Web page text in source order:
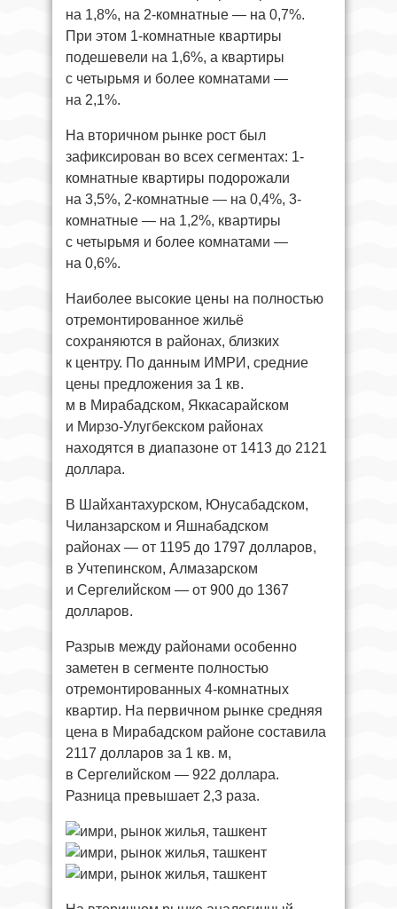
на 1,8%, на 2-комнатные — на 0,7%.
При этом 1-комнатные квартиры
подешевели на 1,6%, а квартиры
с четырьмя и более комнатами —
на 2,1%.
На вторичном рынке рост был
зафиксирован во всех сегментах: 1-
комнатные квартиры подорожали
на 3,5%, 2-комнатные — на 0,4%, 3-
комнатные — на 1,2%, квартиры
с четырьмя и более комнатами —
на 0,6%.
Наиболее высокие цены на полностью
отремонтированное жильё
сохраняются в районах, близких
к центру. По данным ИМРИ, средние
цены предложения за 1 кв.
м в Мирабадском, Яккасарайском
и Мирзо-Улугбекском районах
находятся в диапазоне от 1413 до 2121
доллара.
В Шайхантахурском, Юнусабадском,
Чиланзарском и Яшнабадском
районах — от 1195 до 1797 долларов,
в Учтепинском, Алмазарском
и Сергелийском — от 900 до 1367
долларов.
Разрыв между районами особенно
заметен в сегменте полностью
отремонтированных 4-комнатных
квартир. На первичном рынке средняя
цена в Мирабадском районе составила
2117 долларов за 1 кв. м,
в Сергелийском — 922 доллара.
Разница превышает 2,3 раза.